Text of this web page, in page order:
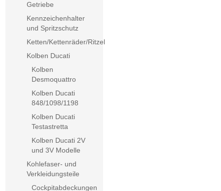
Getriebe
Kennzeichenhalter
und Spritzschutz
Ketten/Kettenräder/Ritzel
Kolben Ducati
Kolben
Desmoquattro
Kolben Ducati
848/1098/1198
Kolben Ducati
Testastretta
Kolben Ducati 2V
und 3V Modelle
Kohlefaser- und
Verkleidungsteile
Cockpitabdeckungen